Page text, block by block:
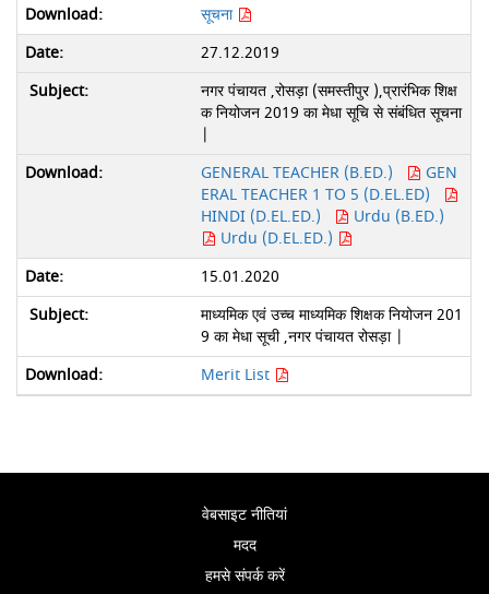
सूचना
27.12.2019
नगर पंचायत ,रोसड़ा (समस्तीपुर ),प्रारंभिक शिक्ष
क नियोजन 2019 का मेधा सूचि से संबंधित सूचना
|
GENERAL TEACHER (B.ED.)
GEN
ERAL TEACHER 1 TO 5 (D.EL.ED)
HINDI (D.EL.ED.)
Urdu (B.ED.)
Urdu (D.EL.ED.)
15.01.2020
माध्यमिक एवं उच्च माध्यमिक शिक्षक नियोजन 201
9 का मेधा सूची ,नगर पंचायत रोसड़ा |
Merit List
वेबसाइट नीतियां
मदद
हमसे संपर्क करें